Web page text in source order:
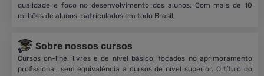
qualidade e foco no desenvolvimento dos alunos. Com mais de 10
milhões de alunos matriculados em todo Brasil.
Sobre nossos cursos
Cursos on-line, livres e de nível básico, focados no aprimoramento
profissional, sem equivalência a cursos de nível superior. O título do